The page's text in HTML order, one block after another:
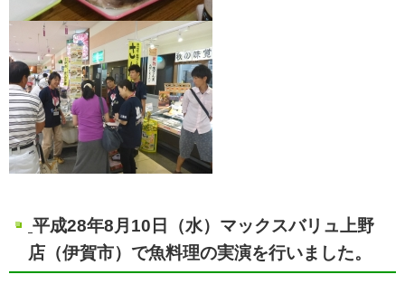
平成28年8月10日（水）マックスバリュ上野
店（伊賀市）で魚料理の実演を行いました。